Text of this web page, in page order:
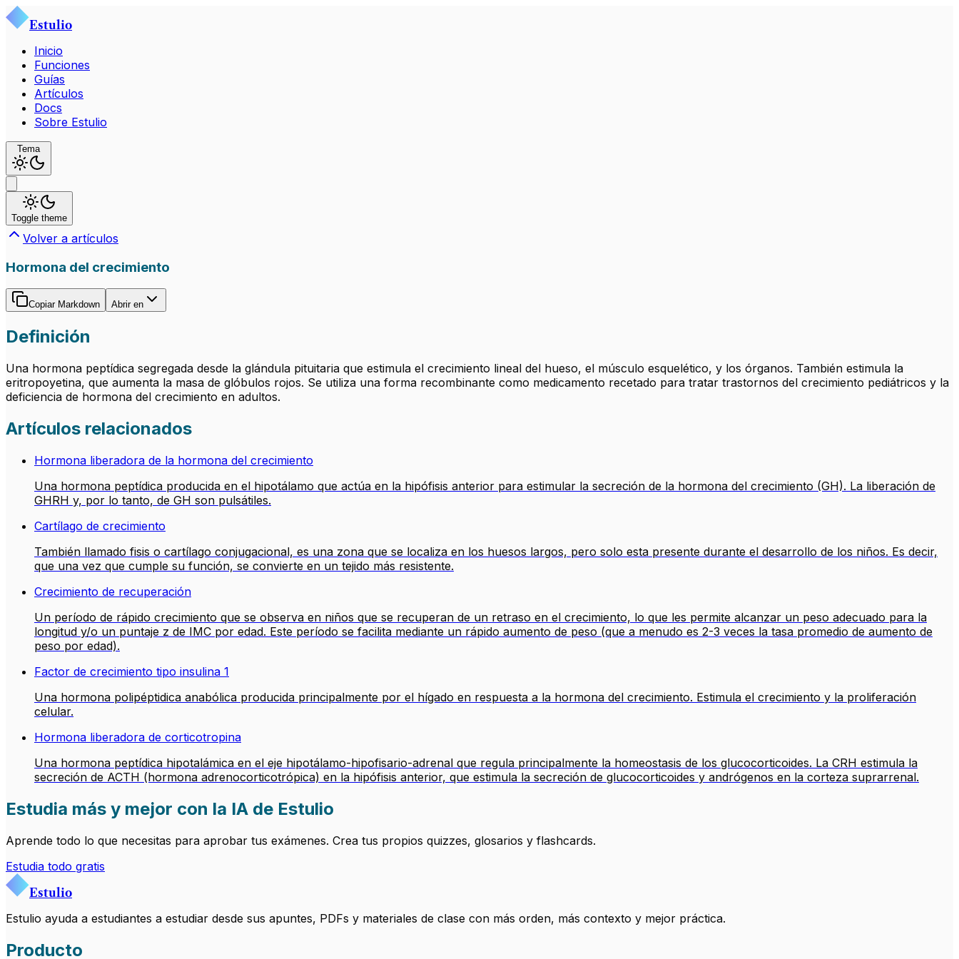
Estulio
Inicio
Funciones
Guías
Artículos
Docs
Sobre Estulio
Tema
Toggle theme
Volver a artículos
Hormona del crecimiento
Copiar Markdown Abrir en
Definición
Una hormona peptídica segregada desde la glándula pituitaria que estimula el crecimiento lineal del hueso, el músculo esquelético, y los órganos. También estimula la
eritropoyetina, que aumenta la masa de glóbulos rojos. Se utiliza una forma recombinante como medicamento recetado para tratar trastornos del crecimiento pediátricos y la
deficiencia de hormona del crecimiento en adultos.
Artículos relacionados
Hormona liberadora de la hormona del crecimiento
Una hormona peptídica producida en el hipotálamo que actúa en la hipófisis anterior para estimular la secreción de la hormona del crecimiento (GH). La liberación de
GHRH y, por lo tanto, de GH son pulsátiles.
Cartílago de crecimiento
También llamado fisis o cartílago conjugacional, es una zona que se localiza en los huesos largos, pero solo esta presente durante el desarrollo de los niños. Es decir,
que una vez que cumple su función, se convierte en un tejido más resistente.
Crecimiento de recuperación
Un período de rápido crecimiento que se observa en niños que se recuperan de un retraso en el crecimiento, lo que les permite alcanzar un peso adecuado para la
longitud y/o un puntaje z de IMC por edad. Este período se facilita mediante un rápido aumento de peso (que a menudo es 2-3 veces la tasa promedio de aumento de
peso por edad).
Factor de crecimiento tipo insulina 1
Una hormona polipéptidica anabólica producida principalmente por el hígado en respuesta a la hormona del crecimiento. Estimula el crecimiento y la proliferación
celular.
Hormona liberadora de corticotropina
Una hormona peptídica hipotalámica en el eje hipotálamo-hipofisario-adrenal que regula principalmente la homeostasis de los glucocorticoides. La CRH estimula la
secreción de ACTH (hormona adrenocorticotrópica) en la hipófisis anterior, que estimula la secreción de glucocorticoides y andrógenos en la corteza suprarrenal.
Estudia más y mejor con la IA de Estulio
Aprende todo lo que necesitas para aprobar tus exámenes. Crea tus propios quizzes, glosarios y flashcards.
Estudia todo gratis
Estulio
Estulio ayuda a estudiantes a estudiar desde sus apuntes, PDFs y materiales de clase con más orden, más contexto y mejor práctica.
Producto